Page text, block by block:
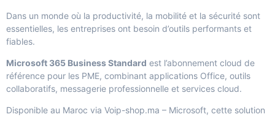
Dans un monde où la productivité, la mobilité et la sécurité sont
essentielles, les entreprises ont besoin d’outils performants et
fiables.
Microsoft 365 Business Standard est l’abonnement cloud de
référence pour les PME, combinant applications Office, outils
collaboratifs, messagerie professionnelle et services cloud.
Disponible au Maroc via Voip-shop.ma – Microsoft, cette solution